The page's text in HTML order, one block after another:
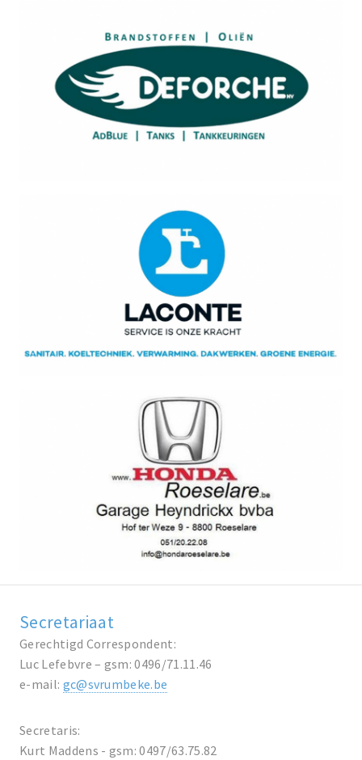
Secretariaat
Gerechtigd Correspondent:
Luc Lefebvre – gsm: 0496/71.11.46
e-mail: gc@svrumbeke.be
Secretaris:
Kurt Maddens - gsm: 0497/63.75.82